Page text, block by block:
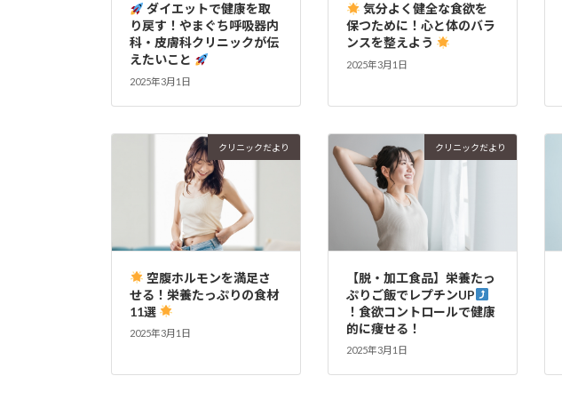
ダイエットで健康を取
り戻す！やまぐち呼吸器内
科・皮膚科クリニックが伝
えたいこと
2025年3月1日
気分よく健全な食欲を
保つために！心と体のバラ
ンスを整えよう
2025年3月1日
クリニックだより
空腹ホルモンを満足さ
せる！栄養たっぷりの食材
11選
2025年3月1日
クリニックだより
【脱・加工食品】栄養たっ
ぷりご飯でレプチンUP
！食欲コントロールで健康
的に痩せる！
2025年3月1日